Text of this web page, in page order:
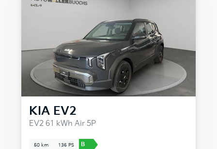
KIA EV2
EV2 61 kWh Air 5P
50 km 136 PS B